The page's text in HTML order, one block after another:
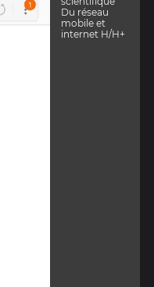
Du réseau
mobile et
internet H/H+